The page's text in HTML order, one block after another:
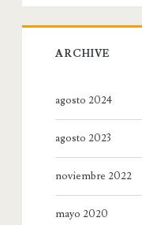
ARCHIVE
agosto 2024
agosto 2023
noviembre 2022
mayo 2020